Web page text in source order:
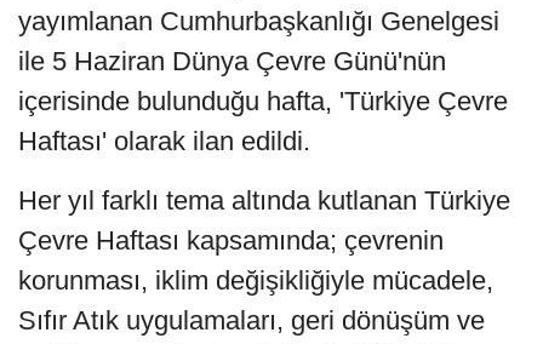
yayımlanan Cumhurbaşkanlığı Genelgesi
ile 5 Haziran Dünya Çevre Günü'nün
içerisinde bulunduğu hafta, 'Türkiye Çevre
Haftası' olarak ilan edildi.
Her yıl farklı tema altında kutlanan Türkiye
Çevre Haftası kapsamında; çevrenin
korunması, iklim değişikliğiyle mücadele,
Sıfır Atık uygulamaları, geri dönüşüm ve